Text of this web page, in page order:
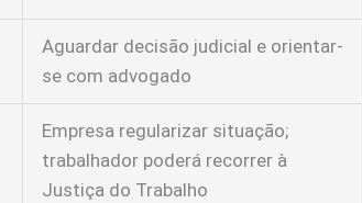
Aguardar decisão judicial e orientar-
se com advogado
Empresa regularizar situação;
trabalhador poderá recorrer à
Justiça do Trabalho